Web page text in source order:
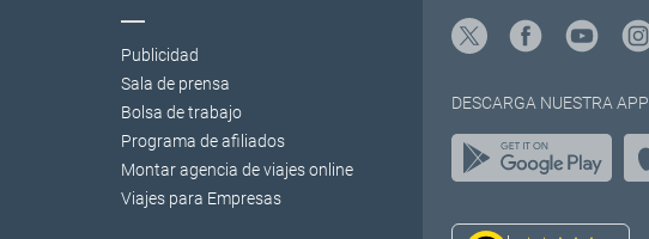
DESCARGA NUESTRA APP
Publicidad
Sala de prensa
Bolsa de trabajo
Programa de afiliados
Montar agencia de viajes online
Viajes para Empresas